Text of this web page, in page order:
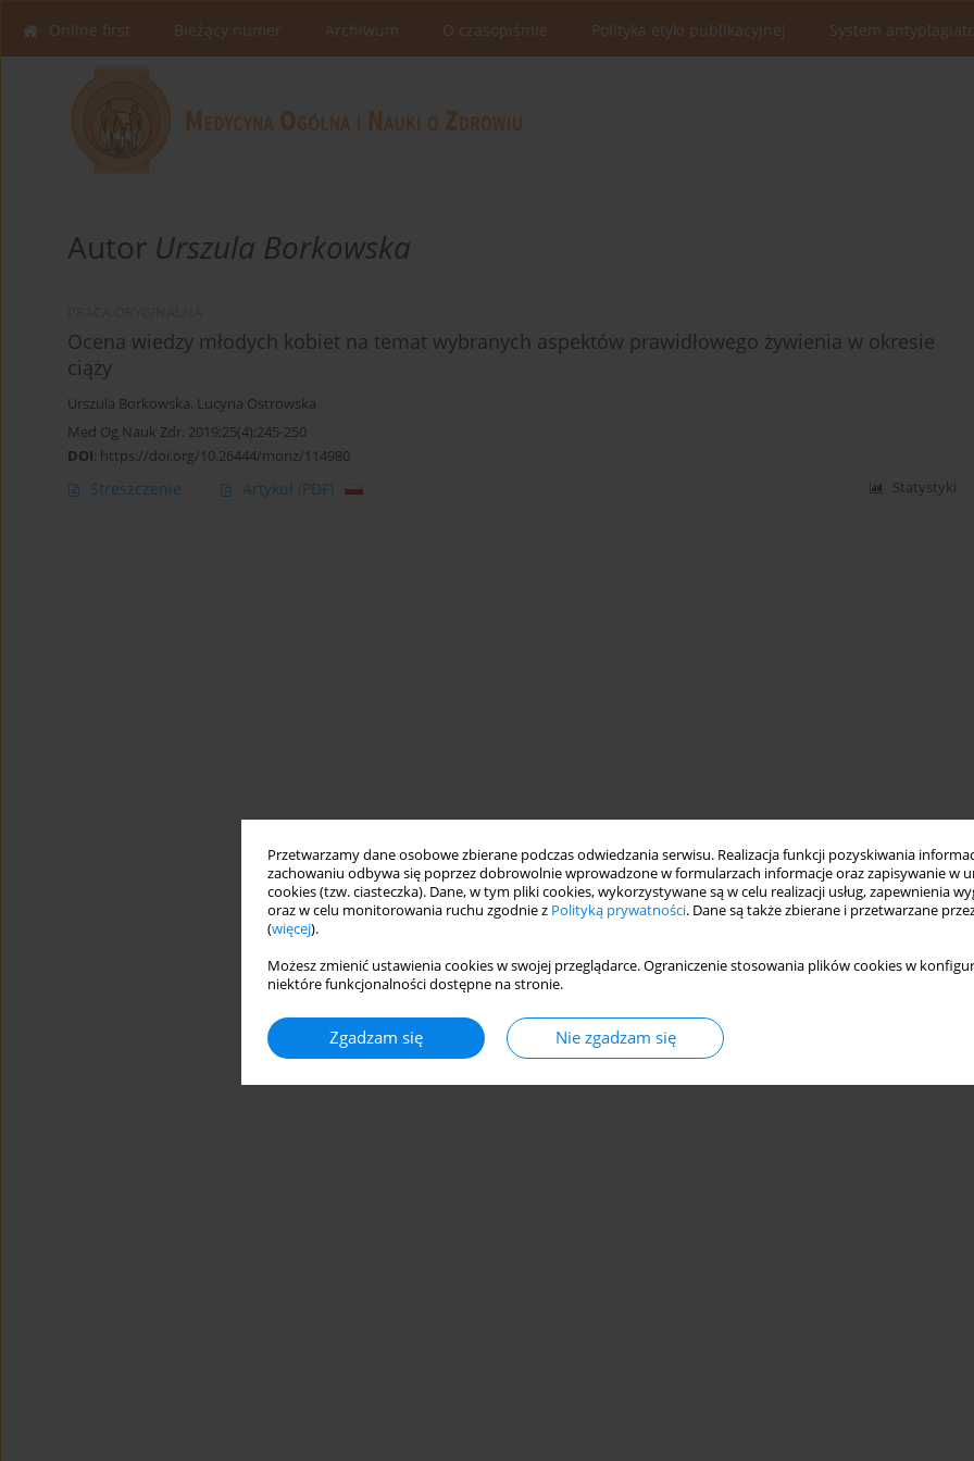
Przetwarzamy dane osobowe zbierane podczas odwiedzania serwisu. Realizacja funkcji pozyskiwania
zachowaniu odbywa się poprzez dobrowolnie wprowadzone w formularzach informacje oraz zapisywanie w
cookies (tzw. ciasteczka). Dane, w tym pliki cookies, wykorzystywane są w celu realizacji usług, zapewnienia
oraz w celu monitorowania ruchu zgodnie z Polityką prywatności. Dane są także zbierane i przetwarzane
(więcej).
Możesz zmienić ustawienia cookies w swojej przeglądarce. Ograniczenie stosowania plików cookies w
niektóre funkcjonalności dostępne na stronie.
Zgadzam się Nie zgadzam się
Online first Bieżący numer Archiwum O czasopiśmie Polityka etyki publikacyjnej System
Autor Urszula Borkowska
Ocena wiedzy młodych kobiet na temat wybranych aspektów prawidłowego żywienia w okresie
ciąży
Urszula Borkowska, Lucyna Ostrowska
Med Og Nauk Zdr. 2019;25(4):245-250
DOI: https://doi.org/10.26444/monz/114980
Streszczenie Artykuł (PDF) Statystyki